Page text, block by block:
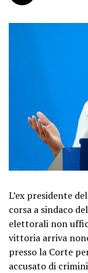
L’ex presidente
corsa a sindaco
elettorali non
vittoria arriva
presso la Corte
accusato di